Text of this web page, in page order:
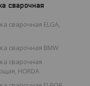
сварочная
сварочная ELGA,
сварочная BMW
сварочная
HORDA